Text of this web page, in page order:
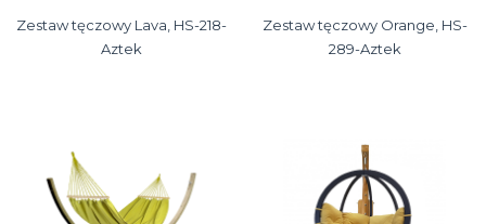
Zestaw tęczowy Lava, HS-218-
Aztek
Zestaw tęczowy Orange, HS-
289-Aztek